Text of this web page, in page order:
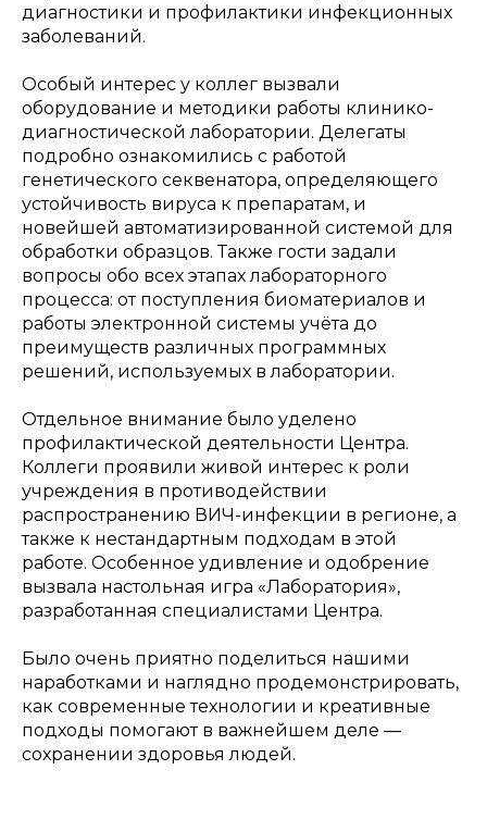
диагностики и профилактики инфекционных
заболеваний.
Особый интерес у коллег вызвали
оборудование и методики работы клинико-
диагностической лаборатории. Делегаты
подробно ознакомились с работой
генетического секвенатора, определяющего
устойчивость вируса к препаратам, и
новейшей автоматизированной системой для
обработки образцов. Также гости задали
вопросы обо всех этапах лабораторного
процесса: от поступления биоматериалов и
работы электронной системы учёта до
преимуществ различных программных
решений, используемых в лаборатории.
Отдельное внимание было уделено
профилактической деятельности Центра.
Коллеги проявили живой интерес к роли
учреждения в противодействии
распространению ВИЧ-инфекции в регионе, а
также к нестандартным подходам в этой
работе. Особенное удивление и одобрение
вызвала настольная игра «Лаборатория»,
разработанная специалистами Центра.
Было очень приятно поделиться нашими
наработками и наглядно продемонстрировать,
как современные технологии и креативные
подходы помогают в важнейшем деле —
сохранении здоровья людей.